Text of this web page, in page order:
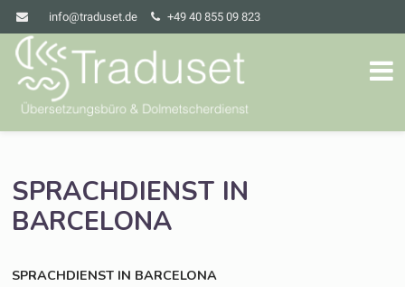
info@traduset.de +49 40 855 09 823
SPRACHDIENST IN
BARCELONA
SPRACHDIENST IN BARCELONA